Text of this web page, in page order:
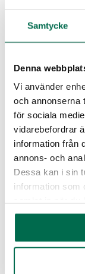
Samtycke
Denna
Vi använder
och annonserna
för sociala
vidarebefordrar
information från
annons- och
Dessa kan i sin
information som
Cernelle